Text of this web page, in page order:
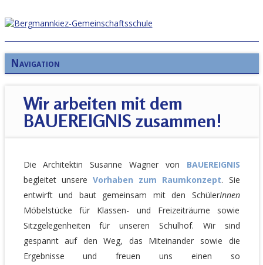
Navigation
Wir arbeiten mit dem
BAUEREIGNIS zusammen!
Die Architektin Susanne Wagner von BAUEREIGNIS
begleitet unsere Vorhaben zum Raumkonzept. Sie
entwirft und baut gemeinsam mit den SchülerInnen
Möbelstücke für Klassen- und Freizeiträume sowie
Sitzgelegenheiten für unseren Schulhof. Wir sind
gespannt auf den Weg, das Miteinander sowie die
Ergebnisse und freuen uns einen so